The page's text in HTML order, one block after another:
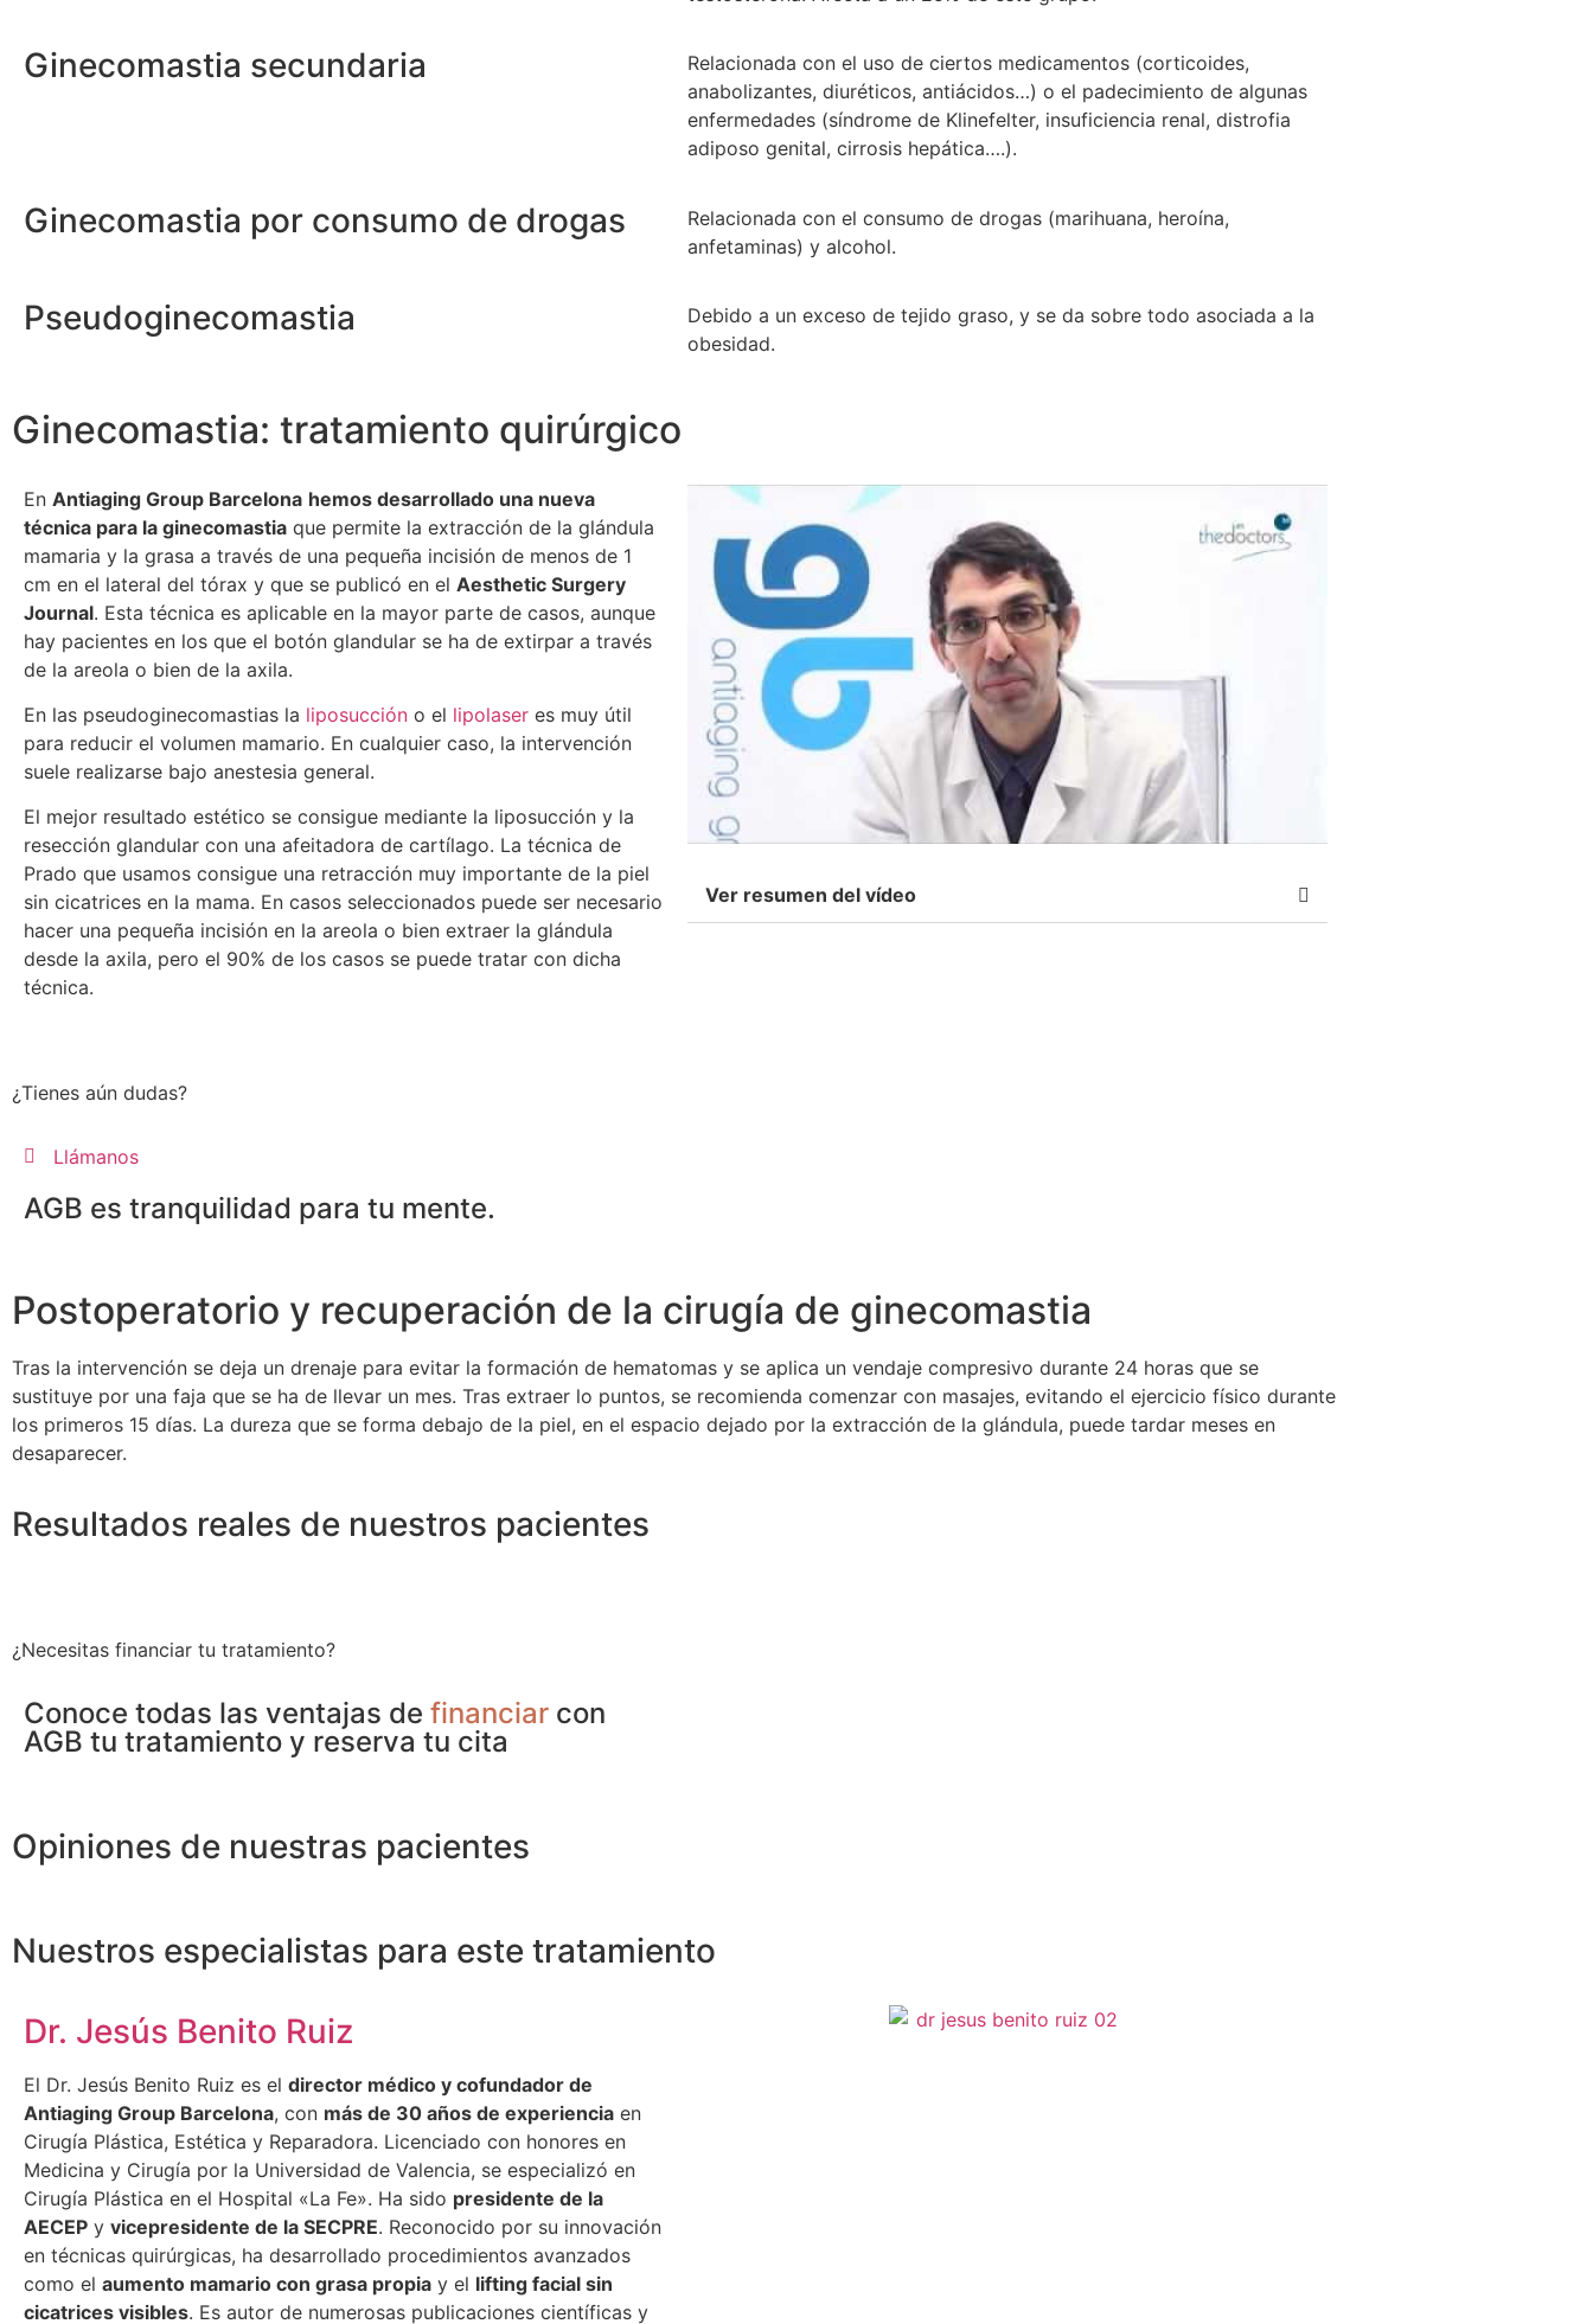
Ginecomastia secundaria
Relacionada con el uso de ciertos medicamentos (corticoides,
anabolizantes, diuréticos, antiácidos…) o el padecimiento de algunas
enfermedades (síndrome de Klinefelter, insuficiencia renal, distrofia
adiposo genital, cirrosis hepática….).
Ginecomastia por consumo de drogas
Relacionada con el consumo de drogas (marihuana, heroína,
anfetaminas) y alcohol.
Pseudoginecomastia
Debido a un exceso de tejido graso, y se da sobre todo asociada a la
obesidad.
Ginecomastia: tratamiento quirúrgico
En Antiaging Group Barcelona hemos desarrollado una nueva
técnica para la ginecomastia que permite la extracción de la glándula
mamaria y la grasa a través de una pequeña incisión de menos de 1
cm en el lateral del tórax y que se publicó en el Aesthetic Surgery
Journal. Esta técnica es aplicable en la mayor parte de casos, aunque
hay pacientes en los que el botón glandular se ha de extirpar a través
de la areola o bien de la axila.
En las pseudoginecomastias la liposucción o el lipolaser es muy útil
para reducir el volumen mamario. En cualquier caso, la intervención
suele realizarse bajo anestesia general.
El mejor resultado estético se consigue mediante la liposucción y la
resección glandular con una afeitadora de cartílago. La técnica de
Prado que usamos consigue una retracción muy importante de la piel
sin cicatrices en la mama. En casos seleccionados puede ser necesario
hacer una pequeña incisión en la areola o bien extraer la glándula
desde la axila, pero el 90% de los casos se puede tratar con dicha
técnica.
Ver resumen del vídeo
¿Tienes aún dudas?
Llámanos
AGB es tranquilidad para tu mente.
Postoperatorio y recuperación de la cirugía de ginecomastia
Tras la intervención se deja un drenaje para evitar la formación de hematomas y se aplica un vendaje compresivo durante 24 horas que se
sustituye por una faja que se ha de llevar un mes. Tras extraer lo puntos, se recomienda comenzar con masajes, evitando el ejercicio físico durante
los primeros 15 días. La dureza que se forma debajo de la piel, en el espacio dejado por la extracción de la glándula, puede tardar meses en
desaparecer.
Resultados reales de nuestros pacientes
¿Necesitas financiar tu tratamiento?
Conoce todas las ventajas de financiar con
AGB tu tratamiento y reserva tu cita
Opiniones de nuestras pacientes
Nuestros especialistas para este tratamiento
Dr. Jesús Benito Ruiz
El Dr. Jesús Benito Ruiz es el director médico y cofundador de
Antiaging Group Barcelona, con más de 30 años de experiencia en
Cirugía Plástica, Estética y Reparadora. Licenciado con honores en
Medicina y Cirugía por la Universidad de Valencia, se especializó en
Cirugía Plástica en el Hospital «La Fe». Ha sido presidente de la
AECEP y vicepresidente de la SECPRE. Reconocido por su innovación
en técnicas quirúrgicas, ha desarrollado procedimientos avanzados
como el aumento mamario con grasa propia y el lifting facial sin
cicatrices visibles. Es autor de numerosas publicaciones científicas y